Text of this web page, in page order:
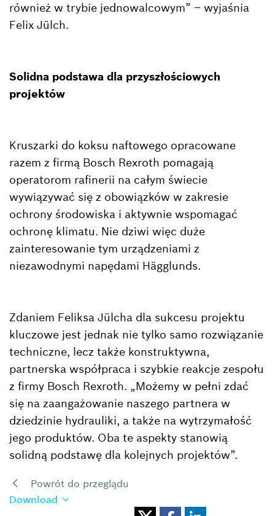
również w trybie jednowalcowym” – wyjaśnia
Felix Jülch.
Solidna podstawa dla przyszłościowych
projektów
Kruszarki do koksu naftowego opracowane
razem z firmą Bosch Rexroth pomagają
operatorom rafinerii na całym świecie
wywiązywać się z obowiązków w zakresie
ochrony środowiska i aktywnie wspomagać
ochronę klimatu. Nie dziwi więc duże
zainteresowanie tym urządzeniami z
niezawodnymi napędami Hägglunds.
Zdaniem Feliksa Jülcha dla sukcesu projektu
kluczowe jest jednak nie tylko samo rozwiązanie
techniczne, lecz także konstruktywna,
partnerska współpraca i szybkie reakcje zespołu
z firmy Bosch Rexroth. „Możemy w pełni zdać
się na zaangażowanie naszego partnera w
dziedzinie hydrauliki, a także na wytrzymałość
jego produktów. Oba te aspekty stanowią
solidną podstawę dla kolejnych projektów”.
Powrót do przeglądu
Download